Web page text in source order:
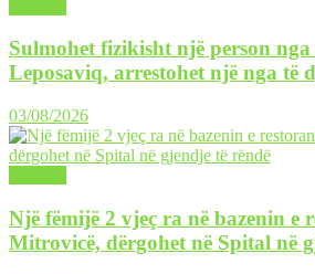
Sulmohet fizikisht një person nga
Leposaviq, arrestohet një nga të
03/08/2026
Një fëmijë 2 vjeç ra në bazenin e
Mitrovicë, dërgohet në Spital në